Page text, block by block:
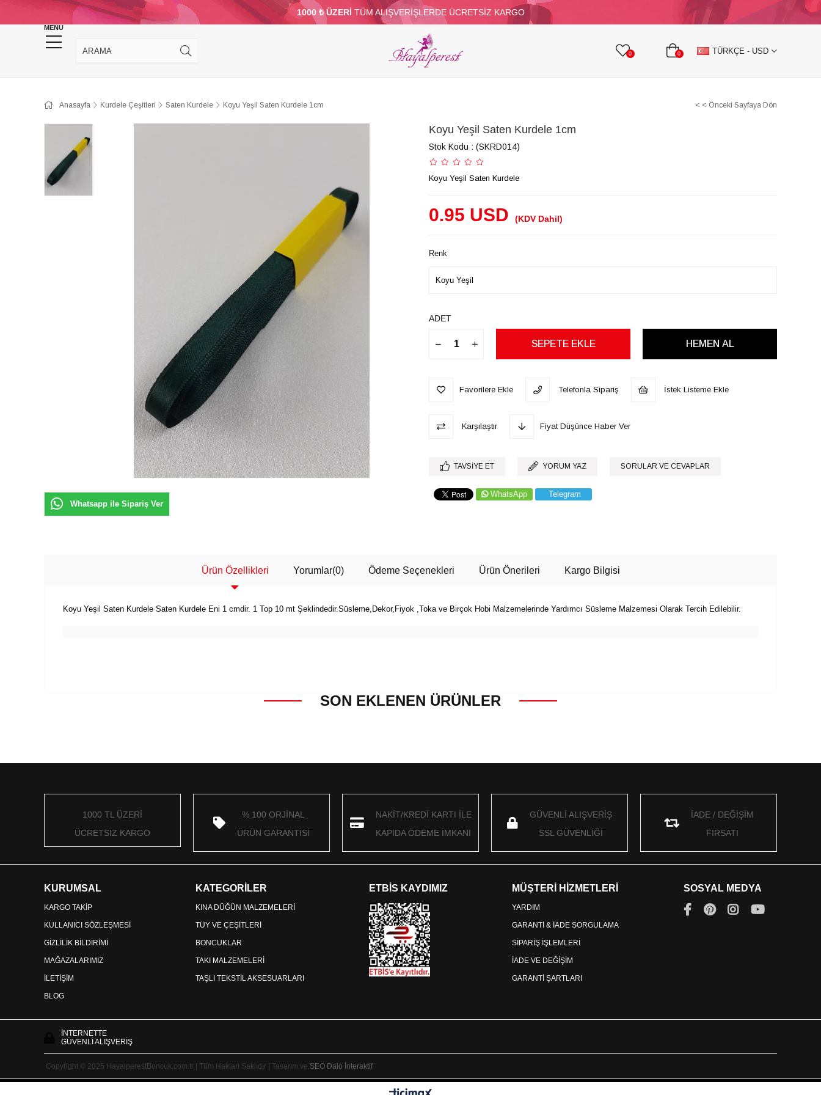
1000 ₺ ÜZERİ TÜM ALIŞVERİŞLERDE ÜCRETSİZ KARGO
MENU
0 0 TÜRKÇE - USD
KINA DÜĞÜN MALZEMELERİ TAKI MALZEMELERİ PARTİ VE SÜS MALZEMELERİ TÜY BONCUKLAR TAŞLI TEKSTİL AKSESUARLARI
TOPTAN DİĞER
Anasayfa Kurdele Çeşitleri Saten Kurdele Koyu Yeşil Saten Kurdele 1cm < < Önceki Sayfaya Dön
Whatsapp ile Sipariş Ver
Koyu Yeşil Saten Kurdele 1cm
Stok Kodu (SKRD014)
Koyu Yeşil Saten Kurdele
0.95 USD (KDV Dahil)
Renk
ADET
Favorilere Ekle Telefonla Sipariş İstek Listeme Ekle
Karşılaştır Fiyat Düşünce Haber Ver
TAVSIYE ET YORUM YAZ SORULAR VE CEVAPLAR
WhatsApp Telegram
Ürün Özellikleri Yorumlar(0) Ödeme Seçenekleri Ürün Önerileri Kargo Bilgisi
Koyu Yeşil Saten Kurdele Saten Kurdele Eni 1 cmdir. 1 Top 10 mt Şeklindedir.Süsleme,Dekor,Fiyok ,Toka ve Birçok Hobi Malzemelerinde Yardımcı Süsleme Malzemesi Olarak Tercih Edilebilir.
SON EKLENEN ÜRÜNLER
1000 TL ÜZERİ
ÜCRETSİZ KARGO
% 100 ORJİNAL
ÜRÜN GARANTİSİ
NAKİT/KREDİ KARTI İLE
KAPIDA ÖDEME İMKANI
GÜVENLİ ALIŞVERİŞ
SSL GÜVENLİĞİ
İADE / DEĞİŞİM
FIRSATI
KURUMSAL
KARGO TAKİP
KULLANICI SÖZLEŞMESİ
GİZLİLİK BİLDİRİMİ
MAĞAZALARIMIZ
İLETİŞİM
BLOG
KATEGORİLER
KINA DÜĞÜN MALZEMELERİ
TÜY VE ÇEŞİTLERİ
BONCUKLAR
TAKI MALZEMELERİ
TAŞLI TEKSTİL AKSESUARLARI
ETBİS KAYDIMIZ MÜŞTERİ HİZMETLERİ
YARDIM
GARANTİ & İADE SORGULAMA
SİPARİŞ İŞLEMLERİ
İADE VE DEĞİŞİM
GARANTİ ŞARTLARI
SOSYAL MEDYA
İNTERNETTE
GÜVENLİ ALIŞVERİŞ
Copyright © 2025 HayalperestBoncuk.com.tr | Tüm Hakları Saklıdır | Tasarım ve SEO Daio İnteraktif